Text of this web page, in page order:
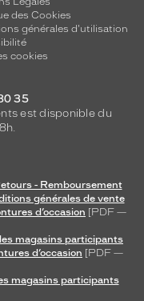
des Cookies
générales d'utilisation
cookies
35
est disponible du
- Remboursement
générales de vente
d’occasion [PDF —
magasins participants
d’occasion [PDF —
magasins participants